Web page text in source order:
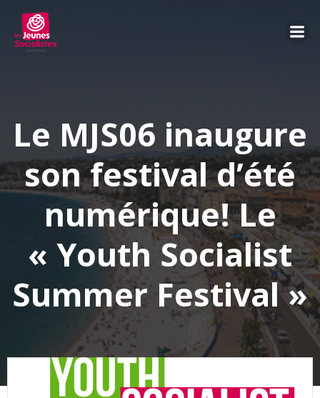
Le MJS06 inaugure
son festival d’été
numérique! Le
« Youth Socialist
Summer Festival »